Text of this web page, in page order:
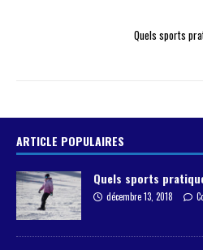
Quels sports
ARTICLE POPULAIRES
Quels sports
décembre 13, 2018